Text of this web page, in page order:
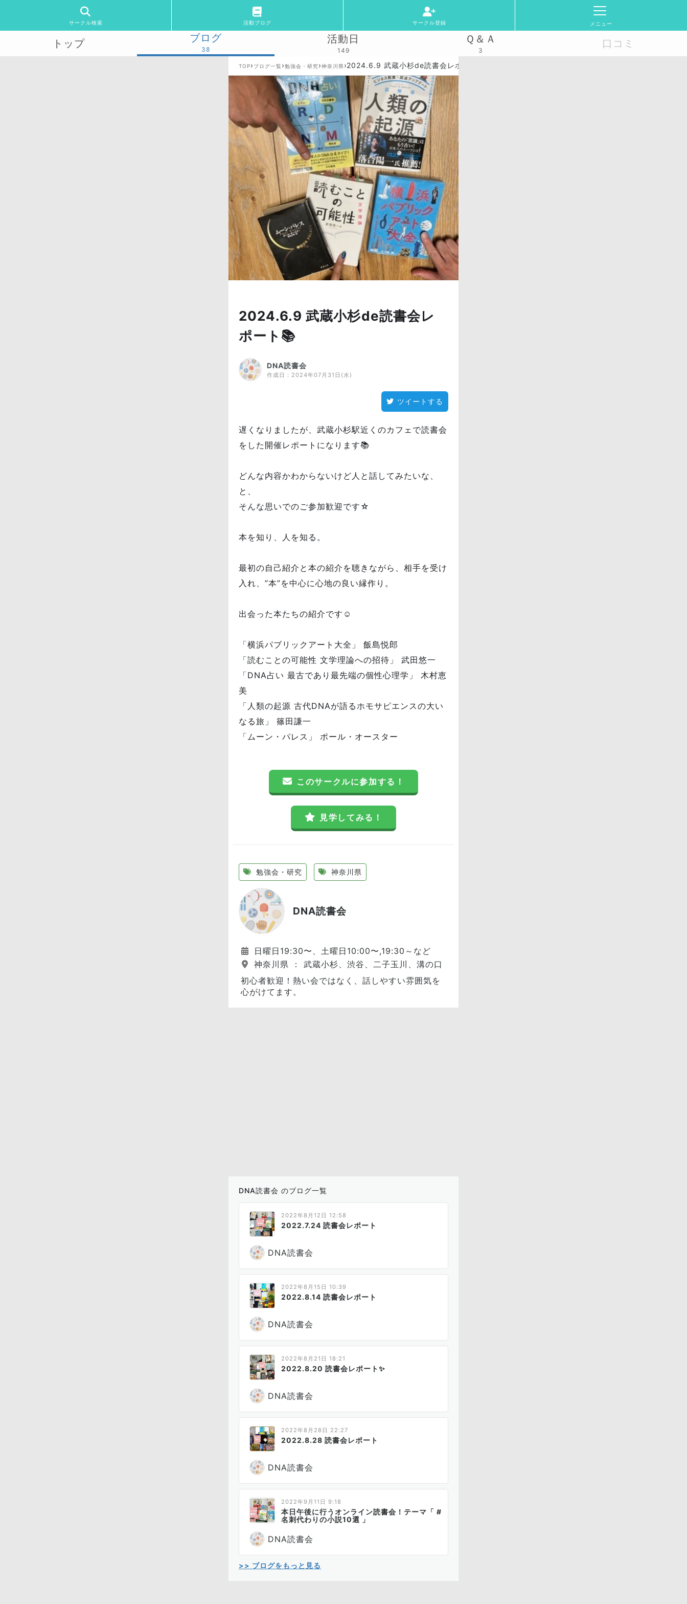
サークル検索 活動ブログ サークル登録 メニュー
トップ ブログ
38
活動日
149
Ｑ＆Ａ
3
口コミ
TOP› ブログ一覧 ›勉強会・研究›神奈川県›2024.6.9 武蔵小杉de読書会レポート📚
2024.6.9 武蔵小杉de読書会レ
ポート📚
DNA読書会
作成日： 2024年07月31日(水)
ツイートする
遅くなりましたが、武蔵小杉駅近くのカフェで読書会
をした開催レポートになります📚
どんな内容かわからないけど人と話してみたいな、
と、
そんな思いでのご参加歓迎です☆
本を知り、人を知る。
最初の自己紹介と本の紹介を聴きながら、相手を受け
入れ、”本”を中心に心地の良い縁作り。
出会った本たちの紹介です☺️
「横浜パブリックアート大全」 飯島悦郎
「読むことの可能性 文学理論への招待」 武田悠一
「DNA占い 最古であり最先端の個性心理学」 木村恵
美
「人類の起源 古代DNAが語るホモサピエンスの大い
なる旅」 篠田謙一
「ムーン・パレス」 ポール・オースター
このサークルに参加する！
見学してみる！
勉強会・研究 神奈川県
DNA読書会
日曜日19:30〜、土曜日10:00〜,19:30～など
神奈川県 ： 武蔵小杉、渋谷、二子玉川、溝の口
初心者歓迎！熱い会ではなく、話しやすい雰囲気を
心がけてます。
DNA読書会 のブログ一覧
2022年8月12日 12:58
2022.7.24 読書会レポート
DNA読書会
2022年8月15日 10:39
2022.8.14 読書会レポート
DNA読書会
2022年8月21日 18:21
2022.8.20 読書会レポート✨
DNA読書会
2022年8月28日 22:27
2022.8.28 読書会レポート
DNA読書会
2022年9月11日 9:18
本日午後に行うオンライン読書会！テーマ「 #
名刺代わりの小説10選 」
DNA読書会
>> ブログをもっと見る